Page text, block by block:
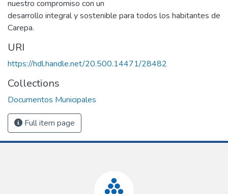
nuestro compromiso con un
desarrollo integral y sostenible para todos los habitantes de
Carepa.
URI
https://hdl.handle.net/20.500.14471/28482
Collections
Documentos Municipales
Full item page